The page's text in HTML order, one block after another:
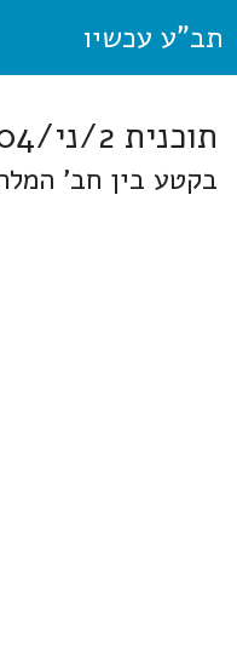
תב"ע עכשיו
תוכנית 2/ני/1/104 אילת
בקטע בין חב'